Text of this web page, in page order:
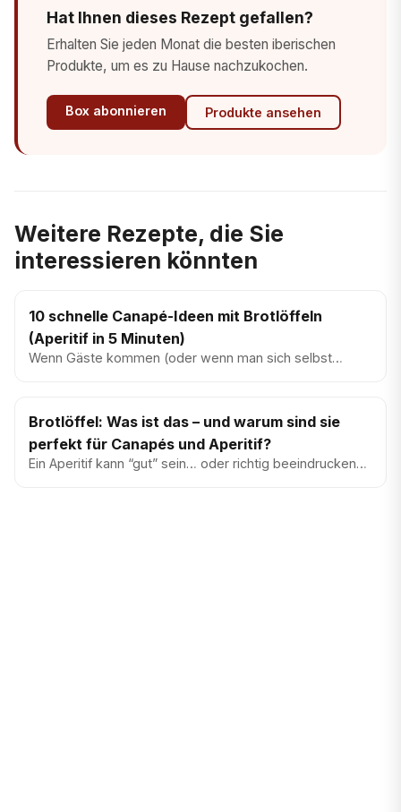
Hat Ihnen dieses Rezept gefallen?
Erhalten Sie jeden Monat die besten iberischen
Produkte, um es zu Hause nachzukochen.
Box abonnieren Produkte ansehen
Weitere Rezepte, die Sie
interessieren könnten
10 schnelle Canapé-Ideen mit Brotlöffeln
(Aperitif in 5 Minuten)
Wenn Gäste kommen (oder wenn man sich selbst
Brotlöffel: Was ist das – und warum sind sie
perfekt für Canapés und Aperitif?
Ein Aperitif kann “gut” sein… oder richtig beeindruckend.